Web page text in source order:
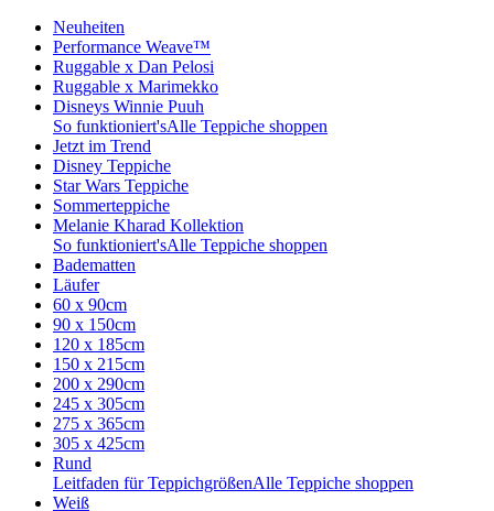
Neuheiten
Performance Weave™
Ruggable x Dan Pelosi
Ruggable x Marimekko
Disneys Winnie Puuh
So funktioniert'sAlle Teppiche shoppen
Jetzt im Trend
Disney Teppiche
Star Wars Teppiche
Sommerteppiche
Melanie Kharad Kollektion
So funktioniert'sAlle Teppiche shoppen
Badematten
Läufer
60 x 90cm
90 x 150cm
120 x 185cm
150 x 215cm
200 x 290cm
245 x 305cm
275 x 365cm
305 x 425cm
Rund
Leitfaden für TeppichgrößenAlle Teppiche shoppen
Weiß